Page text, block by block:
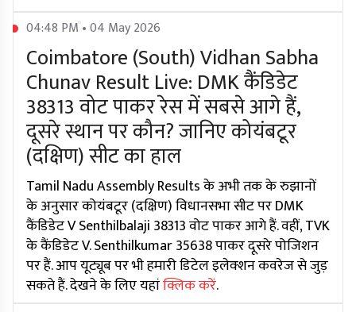
04:48 PM • 04 May 2026
Coimbatore (South) Vidhan Sabha
Chunav Result Live: DMK कैंडिडेट
38313 वोट पाकर रेस में सबसे आगे हैं,
दूसरे स्थान पर कौन? जानिए कोयंबटूर
(दक्षिण) सीट का हाल
Tamil Nadu Assembly Results के अभी तक के रुझानों
के अनुसार कोयंबटूर (दक्षिण) विधानसभा सीट पर DMK
कैंडिडेट V Senthilbalaji 38313 वोट पाकर आगे हैं. वहीं, TVK
के कैंडिडेट V. Senthilkumar 35638 पाकर दूसरे पोजिशन
पर हैं. आप यूट्यूब पर भी हमारी डिटेल इलेक्शन कवरेज से जुड़
सकते हैं. देखने के लिए यहांक्लिक करें.